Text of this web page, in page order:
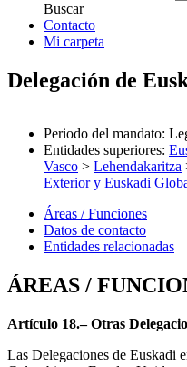
Buscar
Contacto
Mi carpeta
Delegación de
Periodo del mandato:
Entidades superiores:
Vasco > Lehendakaritza
Exterior y Euskadi
Áreas / Funciones
Datos de contacto
Entidades relacionadas
ÁREAS /
Artículo 18.– Otras
Las Delegaciones de Euskadi